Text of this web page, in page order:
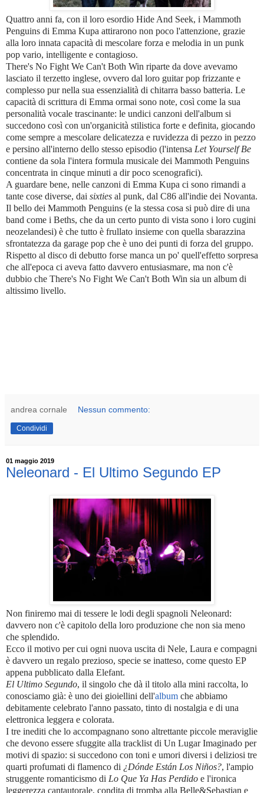
Quattro anni fa, con il loro esordio Hide And Seek, i Mammoth
Penguins di Emma Kupa attirarono non poco l'attenzione, grazie
alla loro innata capacità di mescolare forza e melodia in un punk
pop vario, intelligente e contagioso.
There's No Fight We Can't Both Win riparte da dove avevamo
lasciato il terzetto inglese, ovvero dal loro guitar pop frizzante e
complesso pur nella sua essenzialità di chitarra basso batteria. Le
capacità di scrittura di Emma ormai sono note, così come la sua
personalità vocale trascinante: le undici canzoni dell'album si
succedono così con un'organicità stilistica forte e definita, giocando
come sempre a mescolare delicatezza e ruvidezza di pezzo in pezzo
e persino all'interno dello stesso episodio (l'intensa Let Yourself Be
contiene da sola l'intera formula musicale dei Mammoth Penguins
concentrata in cinque minuti a dir poco scenografici).
A guardare bene, nelle canzoni di Emma Kupa ci sono rimandi a
tante cose diverse, dai sixties al punk, dal C86 all'indie dei Novanta.
Il bello dei Mammoth Penguins (e la stessa cosa si può dire di una
band come i Beths, che da un certo punto di vista sono i loro cugini
neozelandesi) è che tutto è frullato insieme con quella sbarazzina
sfrontatezza da garage pop che è uno dei punti di forza del gruppo.
Rispetto al disco di debutto forse manca un po' quell'effetto sorpresa
che all'epoca ci aveva fatto davvero entusiasmare, ma non c'è
dubbio che There's No Fight We Can't Both Win sia un album di
altissimo livello.
andrea cornale Nessun commento:
Condividi
01 maggio 2019
Neleonard - El Ultimo Segundo EP
Non finiremo mai di tessere le lodi degli spagnoli Neleonard:
davvero non c'è capitolo della loro produzione che non sia meno
che splendido.
Ecco il motivo per cui ogni nuova uscita di Nele, Laura e compagni
è davvero un regalo prezioso, specie se inatteso, come questo EP
appena pubblicato dalla Elefant.
El Ultimo Segundo, il singolo che dà il titolo alla mini raccolta, lo
conosciamo già: è uno dei gioiellini dell'album che abbiamo
debitamente celebrato l'anno passato, tinto di nostalgia e di una
elettronica leggera e colorata.
I tre inediti che lo accompagnano sono altrettante piccole meraviglie
che devono essere sfuggite alla tracklist di Un Lugar Imaginado per
motivi di spazio: si succedono con toni e umori diversi i deliziosi tre
quarti profumati di flamenco di ¿Dónde Están Los Niños?, l'ampio
struggente romanticismo di Lo Que Ya Has Perdido e l'ironica
leggerezza cantautorale, condita di tromba alla Belle&Sebastian e